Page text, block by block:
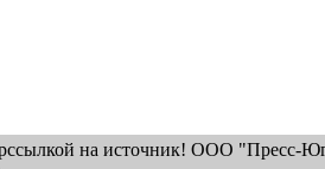
на источник! ООО "Пресс-Юг"